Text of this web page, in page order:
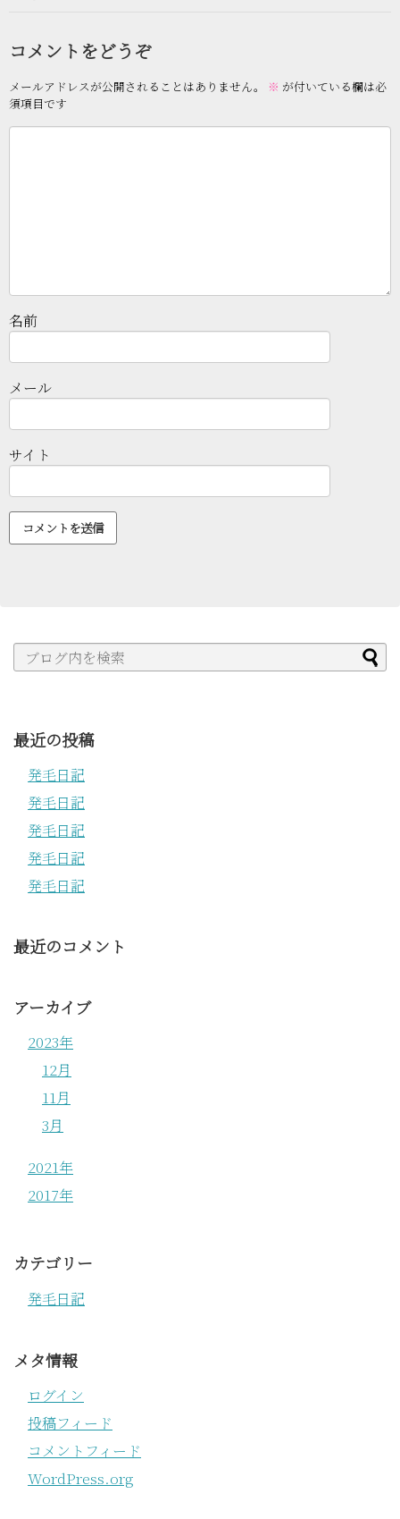
コメントをどうぞ
メールアドレスが公開されることはありません。 ※ が付いている欄は必
須項目です
名前
メール
サイト
最近の投稿
発毛日記
発毛日記
発毛日記
発毛日記
発毛日記
最近のコメント
アーカイブ
2023年
12月
11月
3月
2021年
2017年
カテゴリー
発毛日記
メタ情報
ログイン
投稿フィード
コメントフィード
WordPress.org